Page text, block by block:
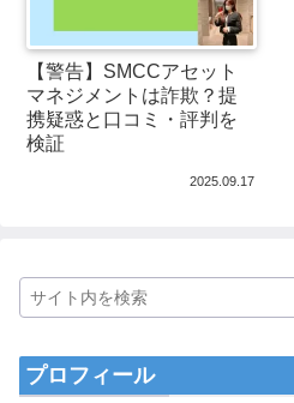
【警告】SMCCアセット
マネジメントは詐欺？提
携疑惑と口コミ・評判を
検証
2025.09.17
プロフィール